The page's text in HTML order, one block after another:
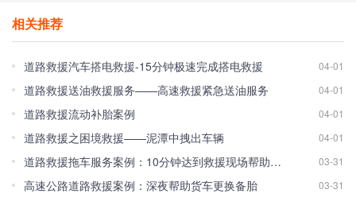
相关推荐
道路救援汽车搭电救援-15分钟极速完成搭电救援 04-01
道路救援送油救援服务——高速救援紧急送油服务 04-01
道路救援流动补胎案例 04-01
道路救援之困境救援——泥潭中拽出车辆 04-01
道路救援拖车服务案例：10分钟达到救援现场帮助车主脱离困境！ 03-31
高速公路道路救援案例：深夜帮助货车更换备胎 03-31